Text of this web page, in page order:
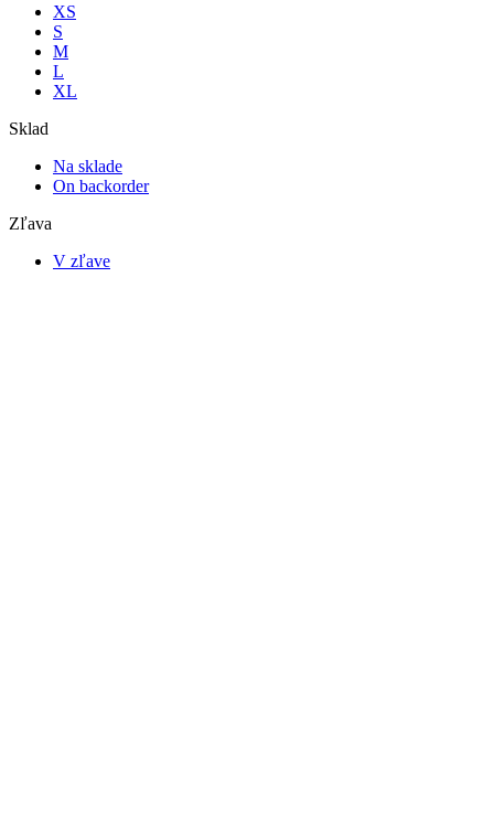
XS
S
M
L
XL
Sklad
Na sklade
On backorder
Zľava
V zľave